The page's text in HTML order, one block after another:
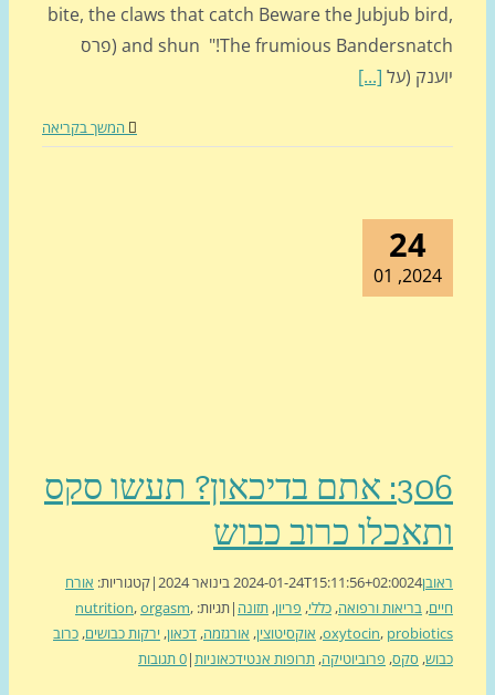
bite, the claws that catch Beware the Jubjub
and shun "!The frumious Bandersnatch (פרס
(על[...]
המשך בקריאה
306: אתם בדיכאון? תעשו סקס
כרוב כבוש
2024-01-24T15:11:56+02:00
|קטגוריות:אורח
בריאות ורפואה,כללי,פריון ,תזונה|תגיות: nutrition, orgasm,
oxytocin,
,אוקסיטוצין,אורגזמה, דכאון,ירקות כבושים,כרוב
סקס,פרוביוטיקה,תרופות אנטידכאוניות|0 תגובות